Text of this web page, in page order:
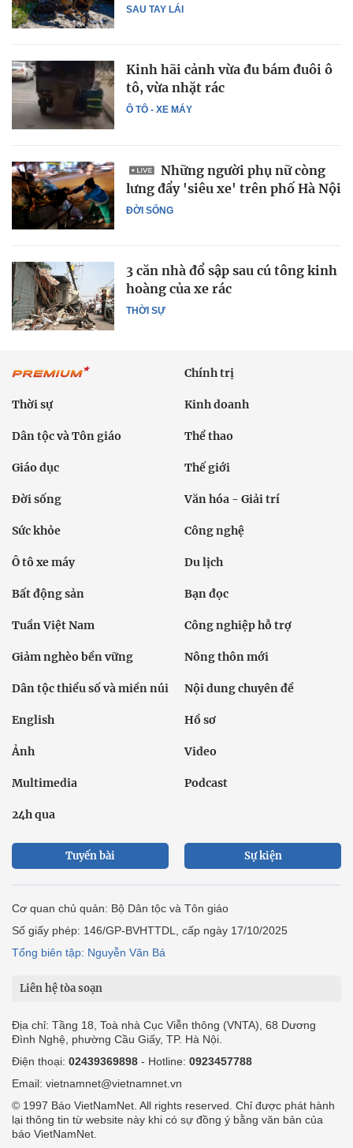
SAU TAY LÁI
Ô TÔ - XE MÁY
Kinh hãi cảnh vừa đu bám đuôi ô
tô, vừa nhặt rác
ĐỜI SỐNG
Những người phụ nữ còng
lưng đẩy 'siêu xe' trên phố Hà Nội
THỜI SỰ
3 căn nhà đổ sập sau cú tông kinh
hoàng của xe rác
Chính trị
Thời sự Kinh doanh
Dân tộc và Tôn giáo Thể thao
Giáo dục Thế giới
Đời sống Văn hóa - Giải trí
Sức khỏe Công nghệ
Ô tô xe máy Du lịch
Bất động sản Bạn đọc
Tuần Việt Nam Công nghiệp hỗ trợ
Giảm nghèo bền vững Nông thôn mới
Dân tộc thiểu số và miền núi Nội dung chuyên đề
English Hồ sơ
Ảnh Video
Multimedia Podcast
24h qua
Tuyến bài Sự kiện
Cơ quan chủ quản: Bộ Dân tộc và Tôn giáo
Số giấy phép: 146/GP-BVHTTDL, cấp ngày 17/10/2025
Tổng biên tập: Nguyễn Văn Bá
Liên hệ tòa soạn
Địa chỉ: Tầng 18, Toà nhà Cục Viễn thông (VNTA), 68 Dương
Đình Nghệ, phường Cầu Giấy, TP. Hà Nội.
Điện thoại: 02439369898 - Hotline: 0923457788
Email: vietnamnet@vietnamnet.vn
© 1997 Báo VietNamNet. All rights reserved. Chỉ được phát hành
lại thông tin từ website này khi có sự đồng ý bằng văn bản của
báo VietNamNet.